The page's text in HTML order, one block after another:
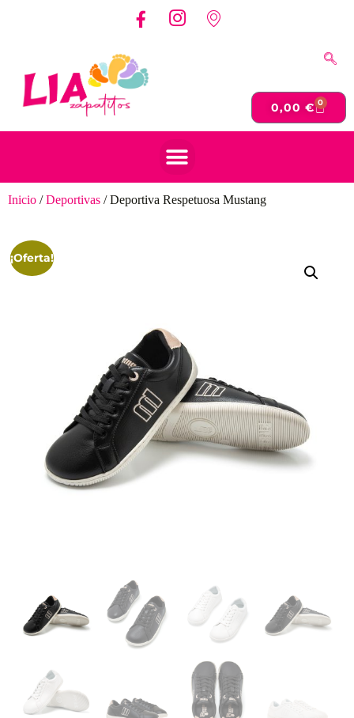
0,00€ 0
Inicio /Deportivas / Deportiva Respetuosa Mustang
¡Oferta!